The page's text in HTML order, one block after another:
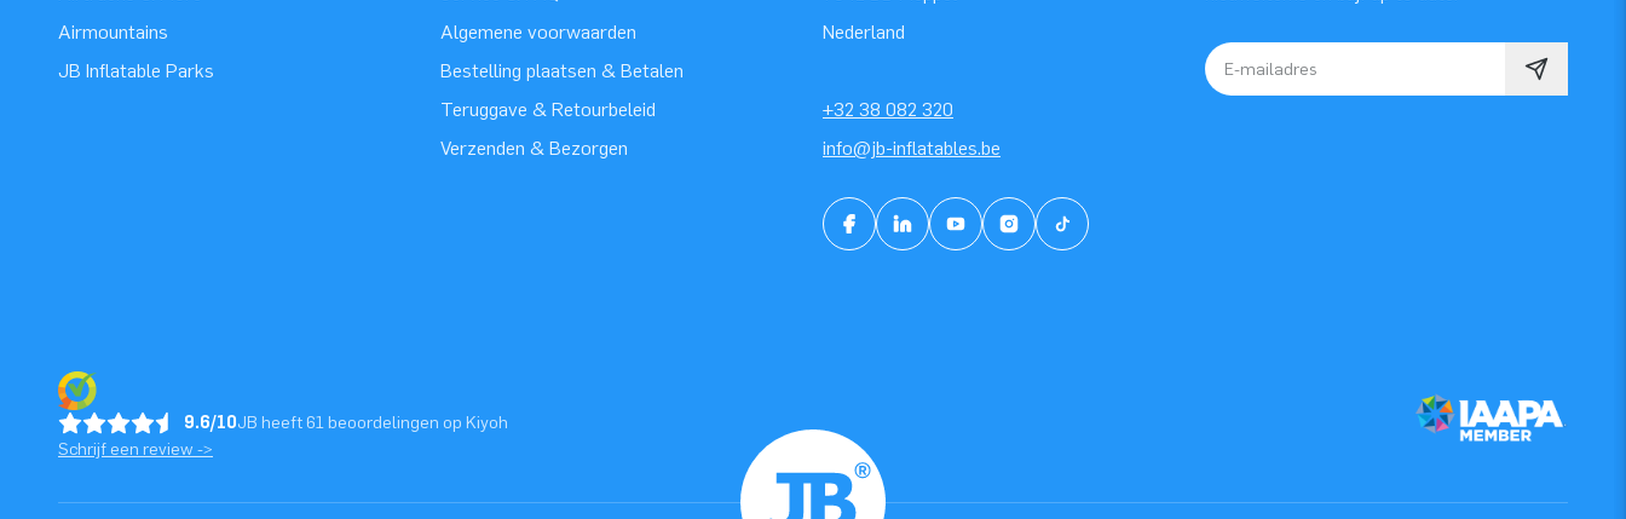
Airmountains
JB Inflatable Parks
Algemene voorwaarden
Bestelling plaatsen & Betalen
Teruggave & Retourbeleid
Verzenden & Bezorgen
Nederland
+32 38 082 320
info@jb-inflatables.be
E-mailadres
9.6/10JB heeft 61 beoordelingen op Kiyoh
Schrijf een review ->